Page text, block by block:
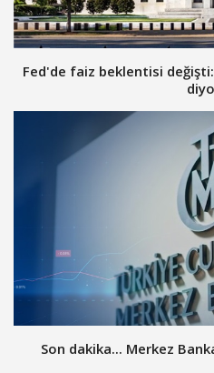
Fed'de faiz beklentisi
Son dakika... Merkez